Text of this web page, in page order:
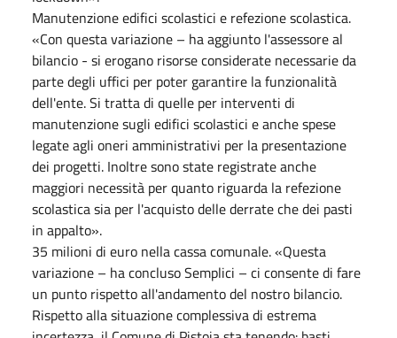
Manutenzione edifici scolastici e refezione scolastica.
«Con questa variazione – ha aggiunto l'assessore al
bilancio - si erogano risorse considerate necessarie da
parte degli uffici per poter garantire la funzionalità
dell'ente. Si tratta di quelle per interventi di
manutenzione sugli edifici scolastici e anche spese
legate agli oneri amministrativi per la presentazione
dei progetti. Inoltre sono state registrate anche
maggiori necessità per quanto riguarda la refezione
scolastica sia per l'acquisto delle derrate che dei pasti
in appalto».
35 milioni di euro nella cassa comunale. «Questa
variazione – ha concluso Semplici – ci consente di fare
un punto rispetto all'andamento del nostro bilancio.
Rispetto alla situazione complessiva di estrema